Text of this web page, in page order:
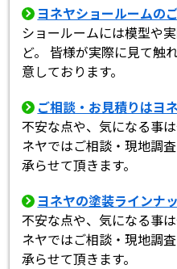
ヨネヤショールームの
ショールームには模型や
ど。 皆様が実際に見て触
意しております。
ご相談・お見積りはヨ
不安な点や、気になる事
ネヤではご相談・現地調
承らせて頂きます。
ヨネヤの塗装ラインナ
不安な点や、気になる事
ネヤではご相談・現地調
承らせて頂きます。